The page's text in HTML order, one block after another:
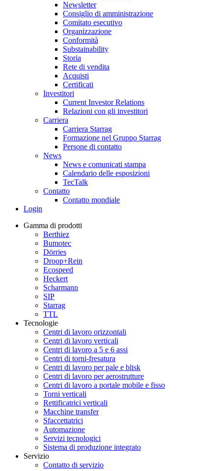
Newsletter
Consiglio di amministrazione
Comitato esecutivo
Organizzazione
Conformità
Substainability
Storia
Rete di vendita
Acquisti
Certificati
Investitori
Current Investor Relations
Relazioni con gli investitori
Carriera
Carriera Starrag
Formazione nel Gruppo Starrag
Persone di contatto
News
News e comunicati stampa
Calendario delle esposizioni
TecTalk
Contatto
Contatto mondiale
Login
Gamma di prodotti
Berthiez
Bumotec
Dörries
Droop+Rein
Ecospeed
Heckert
Scharmann
SIP
Starrag
TTL
Tecnologie
Centri di lavoro orizzontali
Centri di lavoro verticali
Centri di lavoro a 5 e 6 assi
Centri di torni-fresatura
Centri di lavoro per pale e blisk
Centri di lavoro per aerostrutture
Centri di lavoro a portale mobile e fisso
Torni verticali
Rettificatrici verticali
Macchine transfer
Sfaccettatrici
Automazione
Servizi tecnologici
Sistema di produzione integrato
Servizio
Contatto di servizio